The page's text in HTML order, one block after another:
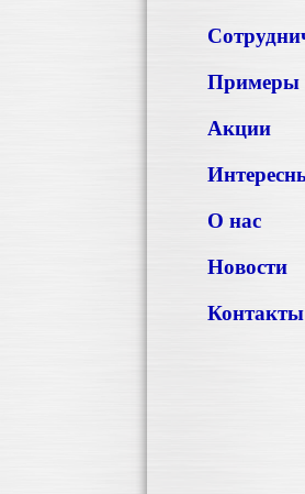
Примеры
Акции
О нас
Новости
Контакты